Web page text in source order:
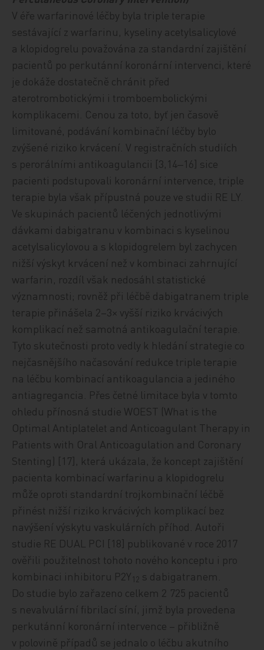
V éře warfarinové léčby byla triple terapie
sestávající z warfarinu, kyseliny acetylsalicylové
a klopidogrelu považována za standardní zajištění
pacientů po perkutánní koronární intervenci, které
je dokáže dostatečně chránit před
aterotrombotickými i tromboembolickými
komplikacemi. Cenou za toto, byť jen časově
limitované, podávání kombinační léčby bylo
zvýšené riziko krvácení. V registračních studiích
s perorálními antikoagulancii [3,14‒16] sice
pacienti podstupovali koronární intervence, triple
terapie byla však přípustná pouze ve studii RE LY.
Ve skupinách pacientů léčených jednotlivými
dávkami dabigatranu v kombinaci s kyselinou
acetylsalicylovou a s klopidogrelem byl zachycen
nižší výskyt krvácení než v kombinaci zahrnující
warfarin, rozdíl však nedosáhl statistické
významnosti; rovněž při léčbě dabigatranem triple
terapie přinášela 2–3× vyšší riziko krvácivých
komplikací než samotná antikoagulační terapie.
Tyto skutečnosti proto vedly k hledání strategie co
nejčasnějšího načasování redukce triple terapie
na léčbu kombinací antikoagulancia a jediného
antiagregancia. Přes četné limitace byla v tomto
ohledu přínosná studie WOEST (What is the
Optimal Antiplatelet and Anticoagulant Ther­apy in
Patients with Oral Anticoagulation and Coronary
Stenting) [17], která ukázala, že koncept zajištění
pacienta kombinací warfarinu a klopidogrelu
může oproti standardní trojkombinační léčbě
přinést nižší riziko krvácivých komplikací bez
navýšení výskytu vaskulárních příhod. Autoři
studie RE DUAL PCI [18] publikované v roce 2017
ověřili použitelnost tohoto nového konceptu i pro
kombinaci inhibitoru P2Y 12 s dabigatranem.
Do studie bylo zařazeno celkem 2 725 pacientů
s nevalvulární fibrilací síní, jimž byla provedena
perkutánní koronární intervence – přibližně
v polovině případů se jednalo o léčbu akutního